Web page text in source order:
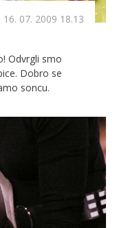
16. 07. 2009 18.13
Odvrgli smo
Dobro se
soncu.